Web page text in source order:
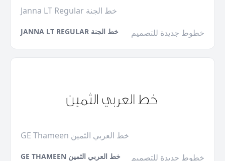
Janna LT Regular خط الجنة
JANNA LT REGULAR خط الجنة خطوط جديدة للتصميم
GE Thameen خط العربي الثمين
GE THAMEEN خط العربي الثمين خطوط جديدة للتصميم